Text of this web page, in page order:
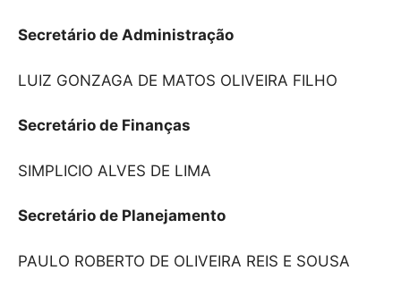
Secretário de Administração
LUIZ GONZAGA DE MATOS OLIVEIRA FILHO
Secretário de Finanças
SIMPLICIO ALVES DE LIMA
Secretário de Planejamento
PAULO ROBERTO DE OLIVEIRA REIS E SOUSA